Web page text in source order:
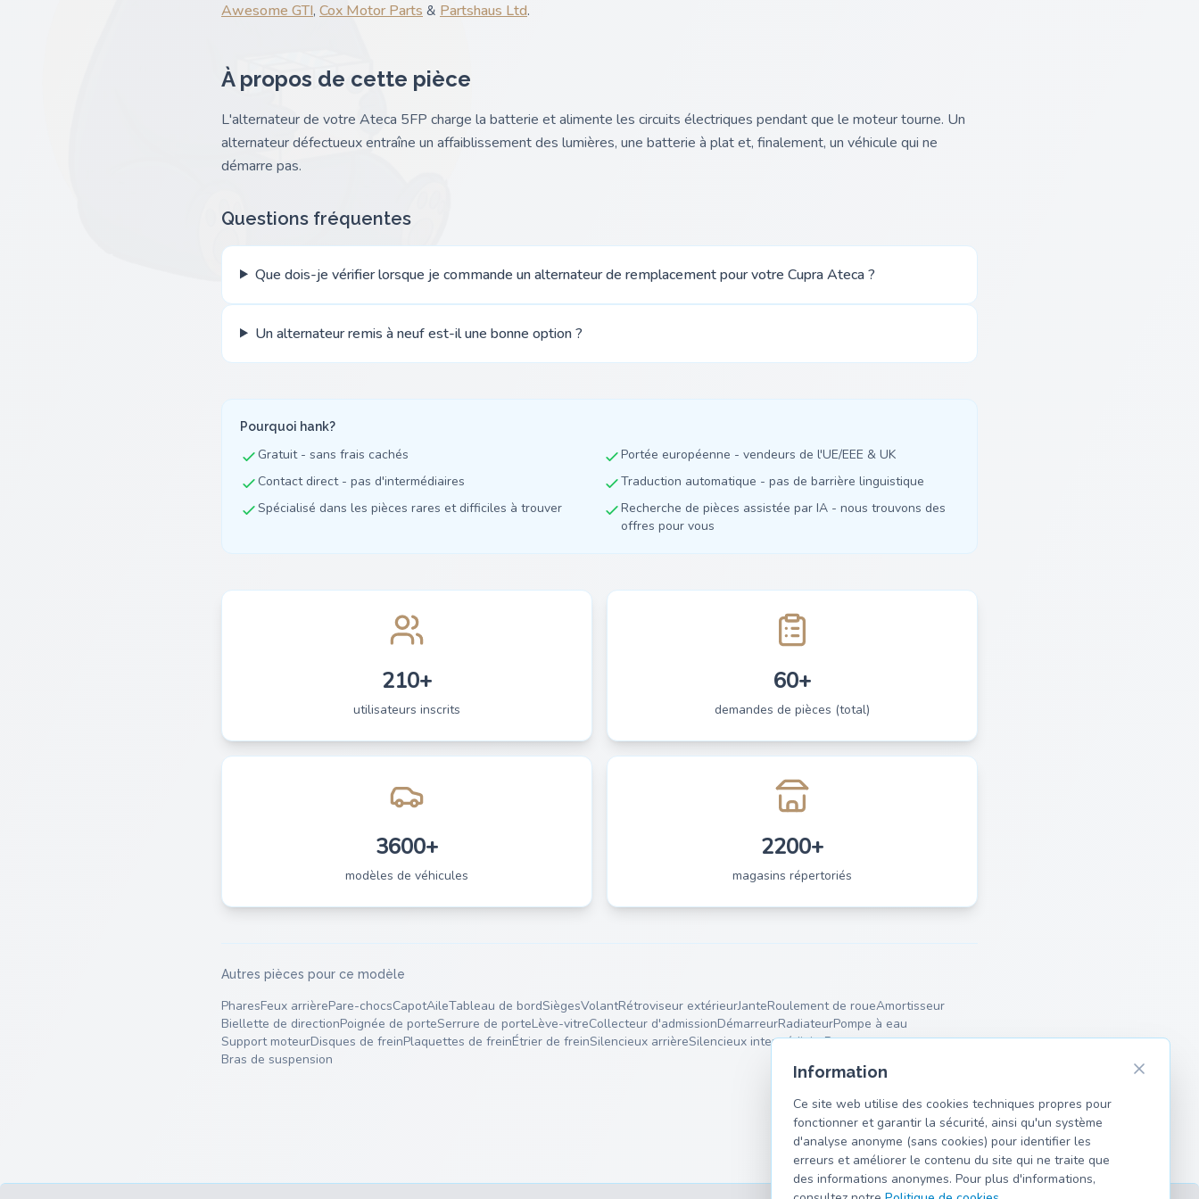
Awesome GTI, Cox Motor Parts & Partshaus Ltd.
À propos de cette pièce
L'alternateur de votre Ateca 5FP charge la batterie et alimente les circuits électriques pendant que le moteur tourne. Un
alternateur défectueux entraîne un affaiblissement des lumières, une batterie à plat et, finalement, un véhicule qui ne
démarre pas.
Questions fréquentes
Que dois-je vérifier lorsque je commande un alternateur de remplacement pour votre Cupra Ateca ?
Un alternateur remis à neuf est-il une bonne option ?
Pourquoi hank?
Gratuit - sans frais cachés
Portée européenne - vendeurs de l'UE/EEE & UK
Contact direct - pas d'intermédiaires
Traduction automatique - pas de barrière linguistique
Spécialisé dans les pièces rares et difficiles à trouver
Recherche de pièces assistée par IA - nous trouvons des
offres pour vous
210+
utilisateurs inscrits
60+
demandes de pièces (total)
3600+
modèles de véhicules
2200+
magasins répertoriés
Autres pièces pour ce modèle
PharesFeux arrièrePare-chocsCapotAileTableau de bordSiègesVolantRétroviseur extérieurJanteRoulement de roueAmortisseur
Biellette de directionPoignée de porteSerrure de porteLève-vitreCollecteur d'admissionDémarreurRadiateurPompe à eau
Support moteurDisques de freinPlaquettes de freinÉtrier de freinSilencieux arrièreSilencieux intermédiaireRessorts
Bras de suspension
Information
Ce site web utilise des cookies techniques propres pour
fonctionner et garantir la sécurité, ainsi qu'un système
d'analyse anonyme (sans cookies) pour identifier les
erreurs et améliorer le contenu du site qui ne traite que
des informations anonymes. Pour plus d'informations,